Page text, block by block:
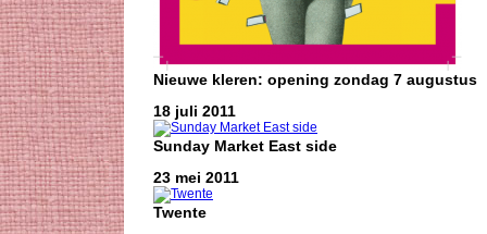
Nieuwe kleren: opening zondag 7 augustus
18 juli 2011
Sunday Market East side
23 mei 2011
Twente